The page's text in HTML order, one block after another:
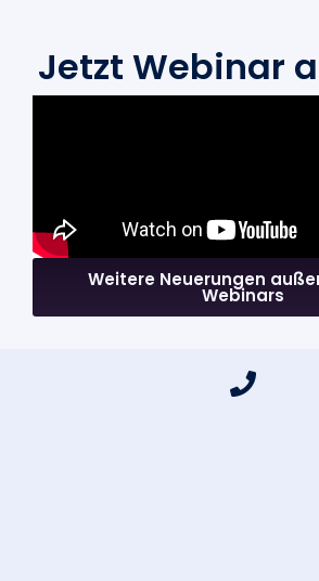
Jetzt Webinar
Weitere Neuerungen
Webinars